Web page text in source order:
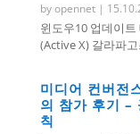
byopennet|
윈도우10 업데이
(Active X) 갈라파
미디어 컨버전
의 참가 후기 –
칙